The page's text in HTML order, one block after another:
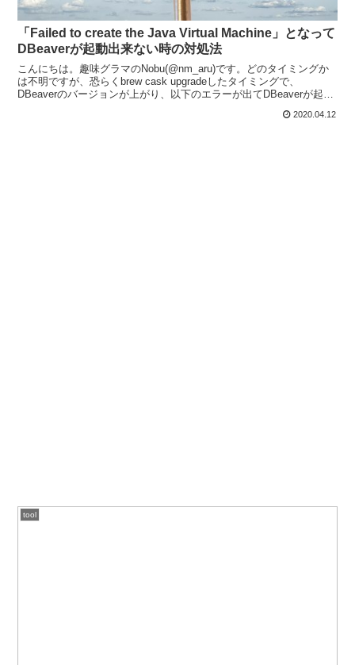
「Failed to create the Java Virtual Machine」となって
DBeaverが起動出来ない時の対処法
こんにちは。趣味グラマのNobu(@nm_aru)です。どのタイミングか
は不明ですが、恐らくbrew cask upgradeしたタイミングで、
DBeaverのバージョンが上がり、以下のエラーが出てDBeaverが起動
2020.04.12
tool